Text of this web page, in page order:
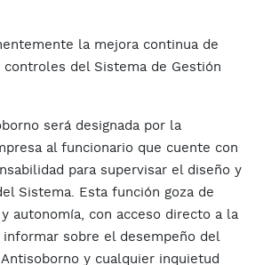
la mejora continua de
del Sistema de Gestión
será designada por la
al funcionario que cuente con
para supervisar el diseño y
Sistema. Esta función goza de
autonomía, con acceso directo a la
sobre el desempeño del
y cualquier inquietud